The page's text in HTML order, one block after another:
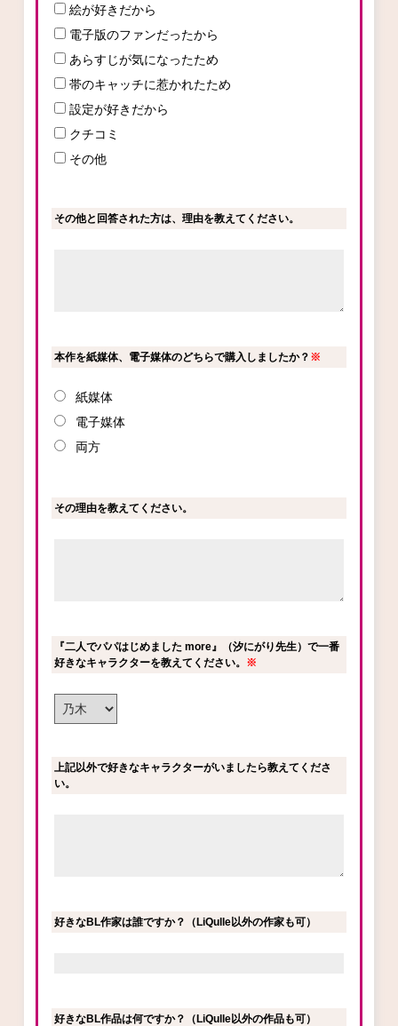
絵が好きだから
電子版のファンだったから
あらすじが気になったため
帯のキャッチに惹かれたため
設定が好きだから
クチコミ
その他
その他と回答された方は、理由を教えてください。
本作を紙媒体、電子媒体のどちらで購入しましたか？ ※
紙媒体
電子媒体
両方
その理由を教えてください。
『二人でパパはじめました more』（汐にがり先生）で一番
好きなキャラクターを教えてください。 ※
上記以外で好きなキャラクターがいましたら教えてくださ
い。
好きなBL作家は誰ですか？（LiQulle以外の作家も可）
好きなBL作品は何ですか？（LiQulle以外の作品も可）